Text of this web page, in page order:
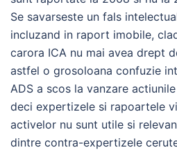
Se savarseste un fals
incluzand in raport imobile,
carora ICA nu mai avea drept
astfel o grosoloana confuzie
ADS a scos la vanzare
deci expertizele si rapoartele
activelor nu sunt utile si
dintre contra-expertizele